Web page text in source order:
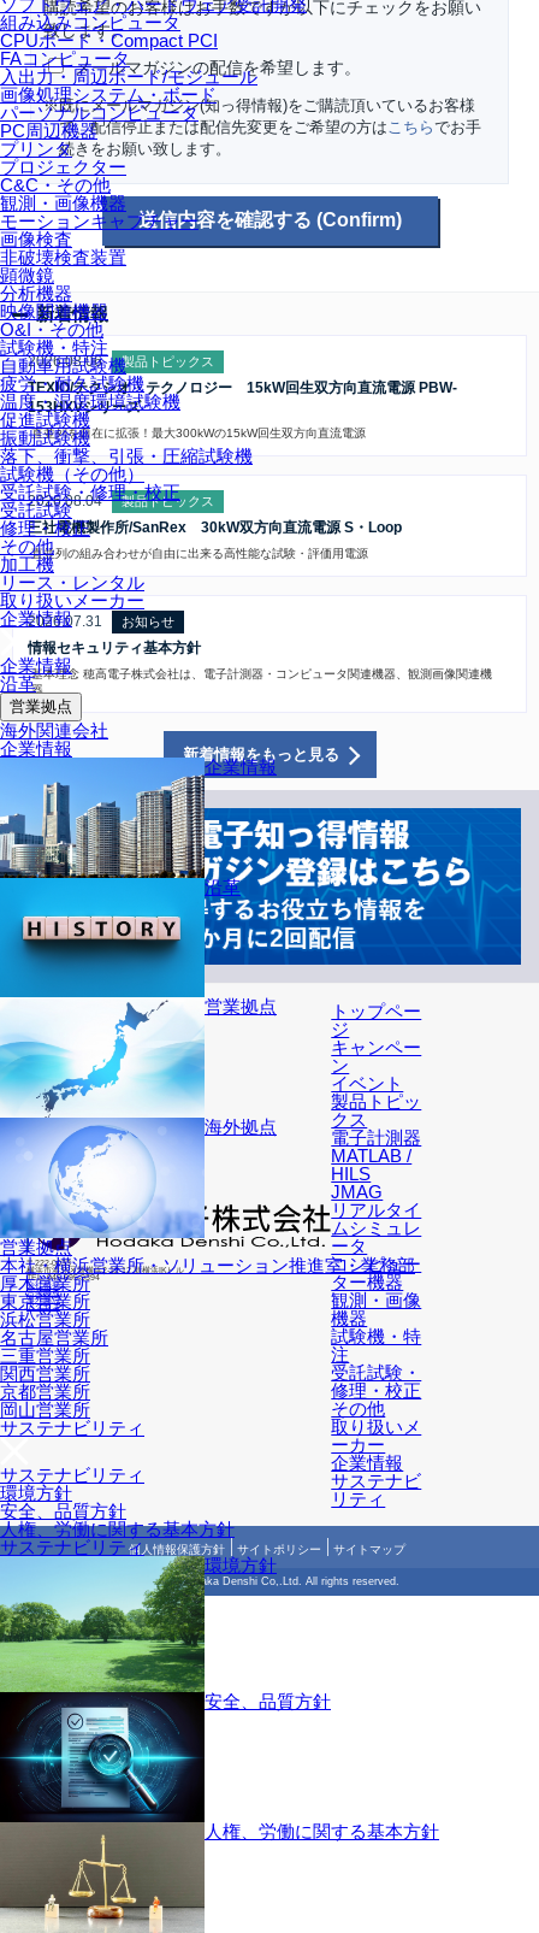
ソフトウェア・ハードウェア受託開発
組み込みコンピュータ
CPUボード・Compact PCI
FAコンピュータ
入出力・周辺ボード/モジュール
画像処理システム・ボード
パーソナルコンピュータ
PC周辺機器
プリンタ
プロジェクター
C&C・その他
観測・画像機器
モーションキャプチャー
画像検査
非破壊検査装置
顕微鏡
分析機器
映像関連機器
O&I・その他
試験機・特注
自動車用試験機
疲労・耐久試験機
温度・湿度環境試験機
促進試験機
振動試験機
落下、衝撃、引張・圧縮試験機
試験機（その他）
受託試験・修理・校正
受託試験
修理・校正
その他
加工機
リース・レンタル
取り扱いメーカー
企業情報
企業情報
沿革
営業拠点
海外関連会社
企業情報
企業情報
沿革
営業拠点
海外拠点
営業拠点
本社・横浜営業所・ソリューション推進室・業務部
厚木営業所
東京営業所
浜松営業所
名古屋営業所
三重営業所
関西営業所
京都営業所
岡山営業所
サステナビリティ
サステナビリティ
環境方針
安全、品質方針
人権、労働に関する基本方針
サステナビリティ
環境方針
安全、品質方針
人権、労働に関する基本方針
購読希望のお客様はお手数ですが以下にチェックをお願い
致します。
メールマガジンの配信を希望します。
※既にメールマガジン(知っ得情報)をご購読頂いているお客様
で、配信停止または配信先変更をご希望の方は こちらでお手
続きをお願い致します。
新着情報
2026.08.06 製品トピックス
TEXIO/テクシオ・テクノロジー 15kW回生双方向直流電源 PBW-
153HXVシリーズ
直並列を自在に拡張！最大300kWの15kW回生双方向直流電源
2026.08.04 製品トピックス
三社電機製作所/SanRex 30kW双方向直流電源 S・Loop
直並列の組み合わせが自由に出来る高性能な試験・評価用電源
2026.07.31 お知らせ
情報セキュリティ基本方針
基本理念 穂高電子株式会社は、電子計測器・コンピュータ関連機器、観測画像関連機
器…
新着情報をもっと見る
〒222-0033
横浜市港北区新横浜2-12-12 新横浜IKビル
TEL: 045-595-9394
会社概要
営業拠点
海外拠点
アクセス
トップペー
ジ
キャンペー
ン
イベント
製品トピッ
クス
電子計測器
MATLAB /
HILS
JMAG
リアルタイ
ムシミュレ
ータ
コンピュー
ター機器
観測・画像
機器
試験機・特
注
受託試験・
修理・校正
その他
取り扱いメ
ーカー
企業情報
サステナビ
リティ
個人情報保護方針 サイトポリシー サイトマップ
© 2018 Hodaka Denshi Co,.Ltd. All rights reserved.
お問い合わせ